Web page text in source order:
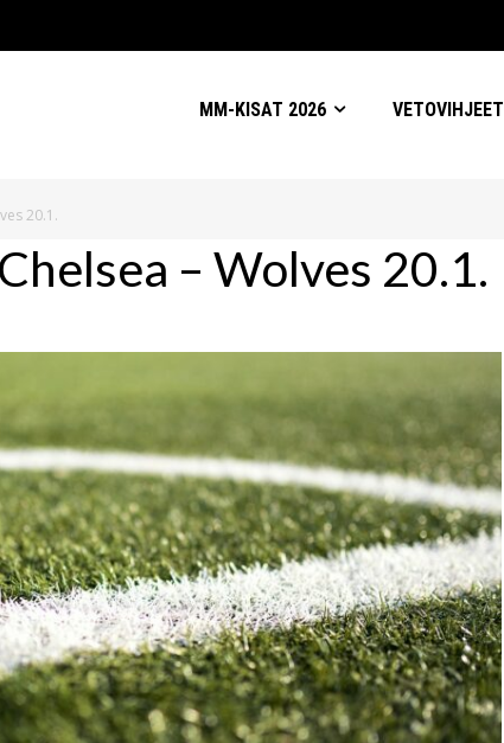
MM-KISAT 2026 VETOVIHJEET
20.1.
– Wolves 20.1.